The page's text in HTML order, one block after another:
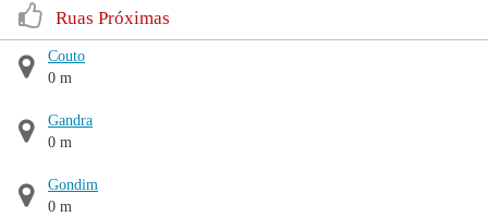
Ruas Próximas
Couto
0 m
Gandra
0 m
Gondim
0 m